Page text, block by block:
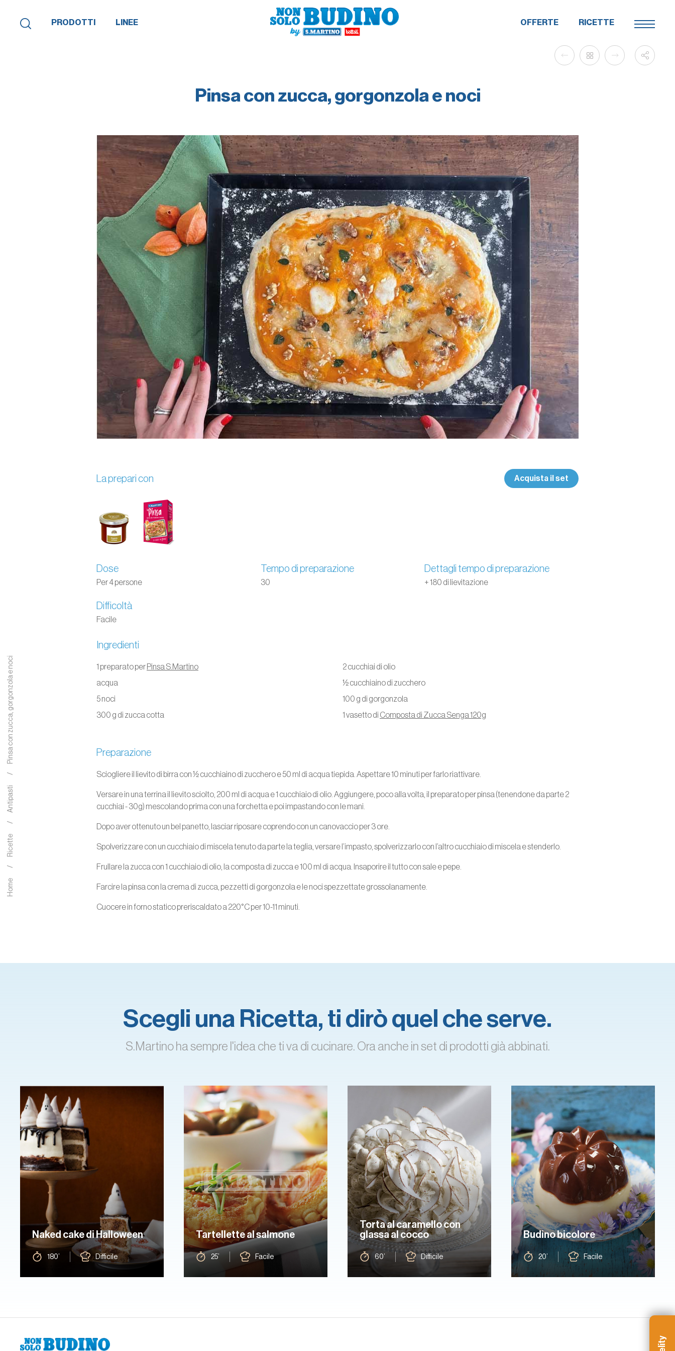
PRODOTTI LINEE OFFERTE RICETTE
Home
Ricette
Antipasti
Pinsa con zucca, gorgonzola e noci
Pinsa con zucca, gorgonzola e noci
La prepari con Acquista il set
Dose
Per 4 persone
Tempo di preparazione
30
Dettagli tempo di preparazione
+ 180 di lievitazione
Difficoltà
Facile
Ingredienti
1 preparato perPinsa S.Martino
2 cucchiai di olio
acqua
½ cucchiaino di zucchero
5 noci
100 g di gorgonzola
300 g di zucca cotta
1 vasetto di Composta di Zucca Senga 120g
Preparazione
Sciogliere il lievito di birra con ½ cucchiaino di zucchero e 50 ml di acqua tiepida. Aspettare 10 minuti per farlo riattivare.
Versare in una terrina il lievito sciolto, 200 ml di acqua e 1 cucchiaio di olio. Aggiungere, poco alla volta, il preparato per pinsa (tenendone da parte 2
cucchiai - 30g) mescolando prima con una forchetta e poi impastando con le mani.
Dopo aver ottenuto un bel panetto, lasciar riposare coprendo con un canovaccio per 3 ore.
Spolverizzare con un cucchiaio di miscela tenuto da parte la teglia, versare l’impasto, spolverizzarlo con l’altro cucchiaio di miscela e stenderlo.
Frullare la zucca con 1 cucchiaio di olio, la composta di zucca e 100 ml di acqua. Insaporire il tutto con sale e pepe.
Farcire la pinsa con la crema di zucca, pezzetti di gorgonzola e le noci spezzettate grossolanamente.
Cuocere in forno statico preriscaldato a 220°C per 10-11 minuti.
Scegli una Ricetta, ti dirò quel che serve.
S.Martino ha sempre l'idea che ti va di cucinare. Ora anche in set di prodotti già abbinati.
Naked cake di Halloween
180’ Difficile
Tartellette al salmone
25’ Facile
Torta al caramello con
glassa al cocco
60’ Difficile
Budino bicolore
20’ Facile